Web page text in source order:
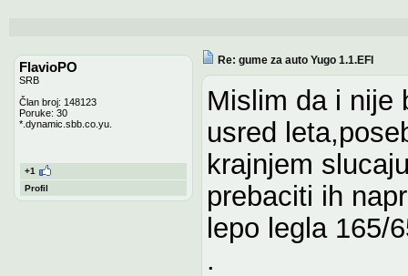
FlavioPO
SRB
Član broj: 148123
Poruke: 30
*.dynamic.sbb.co.yu.
+1
Profil
Re: gume za auto Yugo 1.1.EFI
Mislim da i nije
usred
krajnjem
prebaciti ih
lepo legla 165/
.